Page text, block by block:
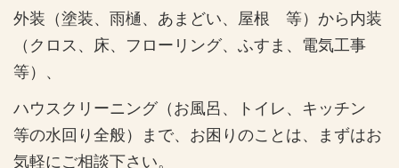
外装（塗装、雨樋、あまどい、屋根 等）から内装
（クロス、床、フローリング、ふすま、電気工事
等）、
ハウスクリーニング（お風呂、トイレ、キッチン
等の水回り全般）まで、お困りのことは、まずはお
気軽にご相談下さい。